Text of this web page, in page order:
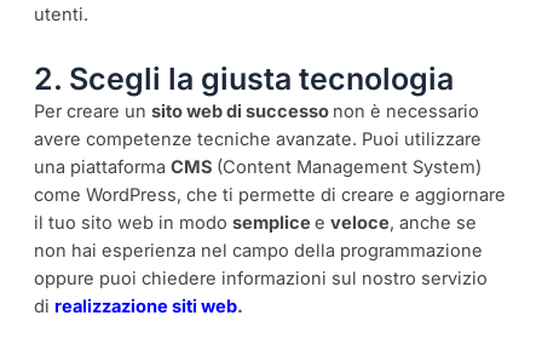
utenti.
2. Scegli la giusta tecnologia
Per creare un sito web di successo non è necessario
avere competenze tecniche avanzate. Puoi utilizzare
una piattaforma CMS (Content Management System)
come WordPress, che ti permette di creare e aggiornare
il tuo sito web in modo semplice e veloce, anche se
non hai esperienza nel campo della programmazione
oppure puoi chiedere informazioni sul nostro servizio
di realizzazione siti web.